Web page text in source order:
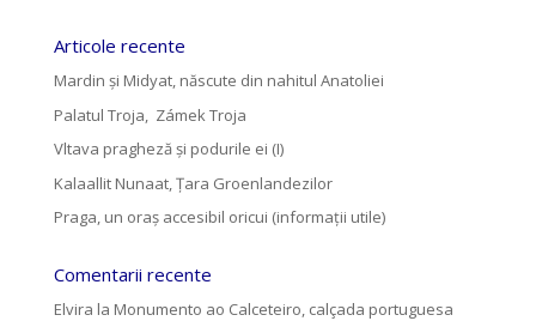
Articole recente
Mardin și Midyat, născute din nahitul Anatoliei
Palatul Troja, Zámek Troja
Vltava pragheză și podurile ei (I)
Kalaallit Nunaat, Țara Groenlandezilor
Praga, un oraș accesibil oricui (informații utile)
Comentarii recente
Elvira la Monumento ao Calceteiro, calçada portuguesa